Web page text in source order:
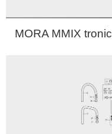
MORA MMIX tronic